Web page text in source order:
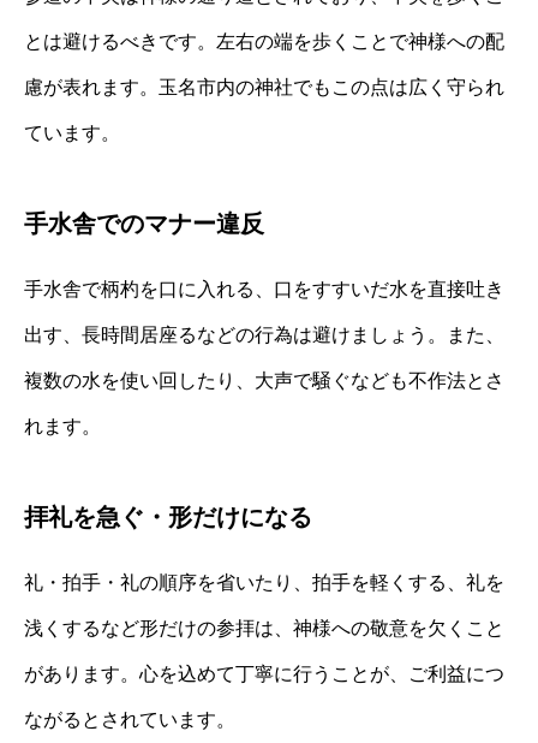
とは避けるべきです。左右の端を歩くことで神様への配
慮が表れます。玉名市内の神社でもこの点は広く守られ
ています。
手水舎でのマナー違反
手水舎で柄杓を口に入れる、口をすすいだ水を直接吐き
出す、長時間居座るなどの行為は避けましょう。また、
複数の水を使い回したり、大声で騒ぐなども不作法とさ
れます。
拝礼を急ぐ・形だけになる
礼・拍手・礼の順序を省いたり、拍手を軽くする、礼を
浅くするなど形だけの参拝は、神様への敬意を欠くこと
があります。心を込めて丁寧に行うことが、ご利益につ
ながるとされています。